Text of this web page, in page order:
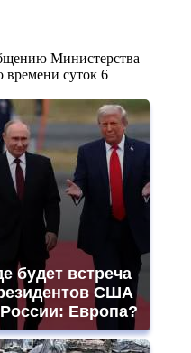
Министерства
времени суток 6
будет встреча
США
Европа?